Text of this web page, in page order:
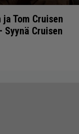
Tom Cruisen
Cruisen